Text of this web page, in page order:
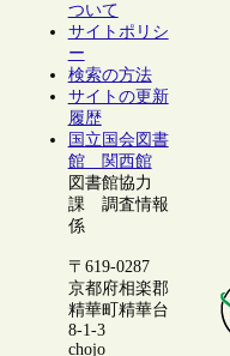
ついて
サイトポリシ
ー
検索の方法
サイトの更新
履歴
国立国会図書
館 関西館
図書館協力
課 調査情報
係
〒619-0287
京都府相楽郡
精華町精華台
8-1-3
chojo